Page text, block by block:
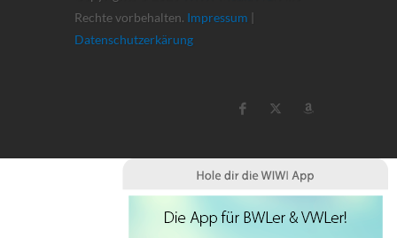
Rechte vorbehalten. Impressum |
Datenschutzerkärung